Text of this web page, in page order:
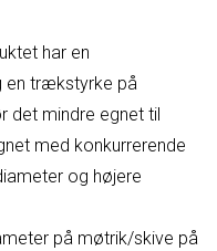
har en
en trækstyrke på
det mindre egnet til
med konkurrerende
og højere
på møtrik/skive på